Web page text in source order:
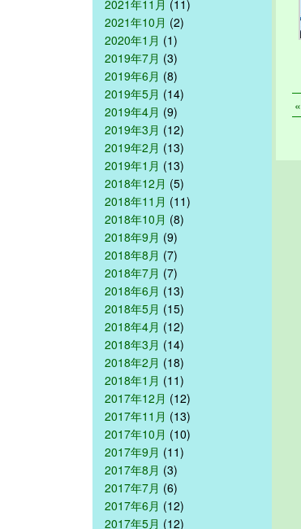
2021年11月 (11)
2021年10月 (2)
2020年1月 (1)
2019年7月 (3)
2019年6月 (8)
2019年5月 (14)
2019年4月 (9)
2019年3月 (12)
2019年2月 (13)
2019年1月 (13)
2018年12月 (5)
2018年11月 (11)
2018年10月 (8)
2018年9月 (9)
2018年8月 (7)
2018年7月 (7)
2018年6月 (13)
2018年5月 (15)
2018年4月 (12)
2018年3月 (14)
2018年2月 (18)
2018年1月 (11)
2017年12月 (12)
2017年11月 (13)
2017年10月 (10)
2017年9月 (11)
2017年8月 (3)
2017年7月 (6)
2017年6月 (12)
2017年5月 (12)